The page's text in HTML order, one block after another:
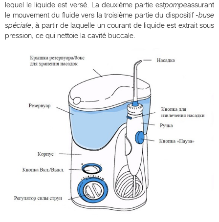
lequel le liquide est versé. La deuxième partie estpompeassurant
le mouvement du fluide vers la troisième partie du dispositif -buse
spéciale, à partir de laquelle un courant de liquide est extrait sous
pression, ce qui nettoie la cavité buccale.